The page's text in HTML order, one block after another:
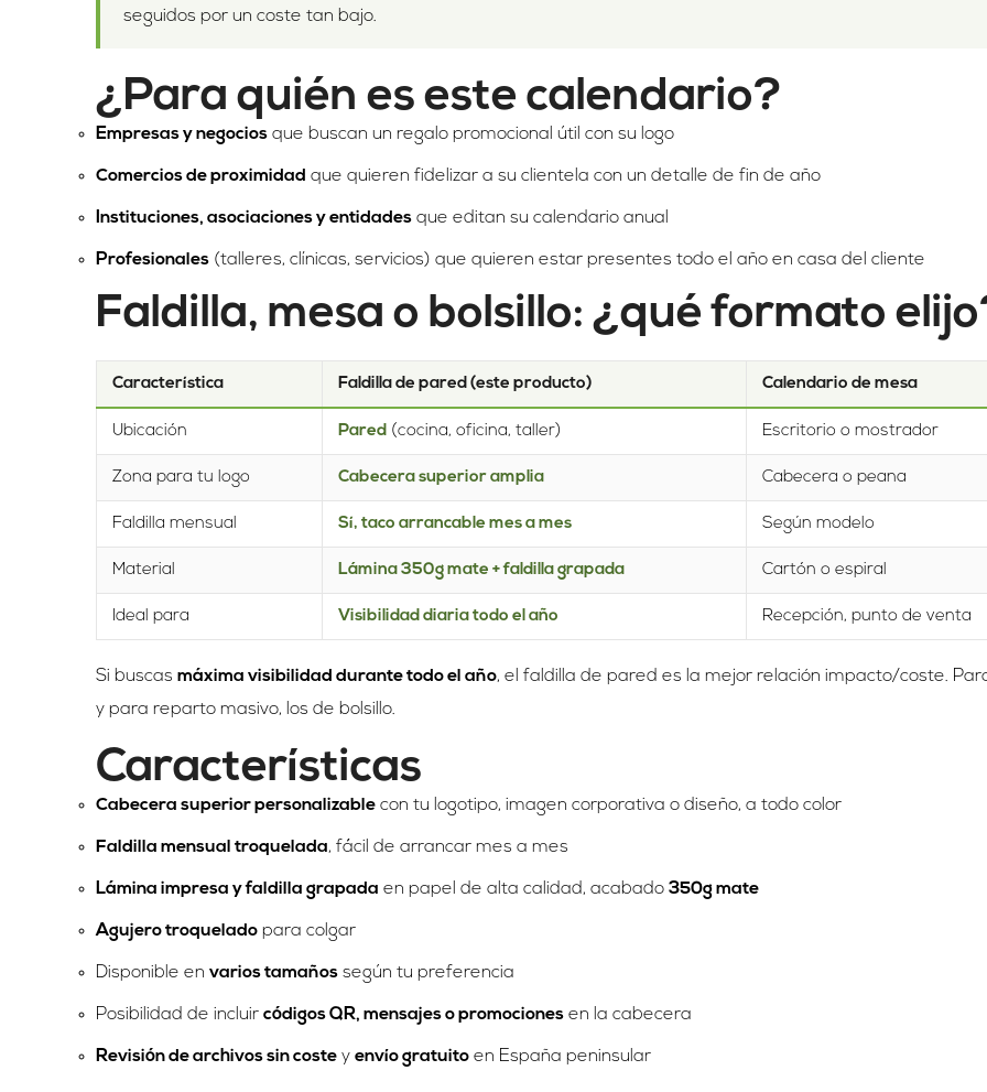
seguidos por un coste tan bajo.
¿Para quién es este calendario?
Empresas y negocios que buscan un regalo promocional útil con su logo
Comercios de proximidad que quieren fidelizar a su clientela con un detalle de fin de año
Instituciones, asociaciones y entidades que editan su calendario anual
Profesionales (talleres, clínicas, servicios) que quieren estar presentes todo el año en casa del cliente
Faldilla, mesa o bolsillo: ¿qué formato
Característica Faldilla de pared (este producto) Calendario de mesa
Ubicación Pared (cocina, oficina, taller) Escritorio o mostrador
Zona para tu logo Cabecera superior amplia Cabecera o peana
Faldilla mensual Sí, taco arrancable mes a mes Según modelo
Material Lámina 350g mate + faldilla grapada Cartón o espiral
Ideal para Visibilidad diaria todo el año Recepción, punto de venta
Si buscas máxima visibilidad durante todo el año, el faldilla de pared es la mejor relación impacto/coste.
y para reparto masivo, los de bolsillo.
Características
Cabecera superior personalizable con tu logotipo, imagen corporativa o diseño, a todo color
Faldilla mensual troquelada, fácil de arrancar mes a mes
Lámina impresa y faldilla grapada en papel de alta calidad, acabado 350g mate
Agujero troquelado para colgar
Disponible en varios tamaños según tu preferencia
Posibilidad de incluir códigos QR, mensajes o promociones en la cabecera
Revisión de archivos sin coste y envío gratuito en España peninsular